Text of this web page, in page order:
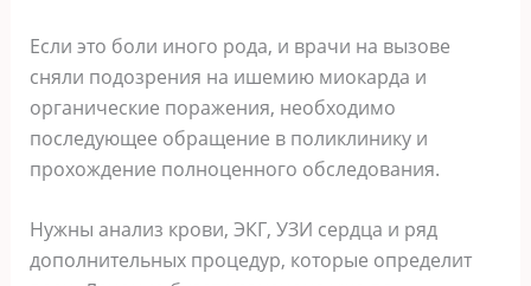
Если это боли иного рода, и врачи на вызове
сняли подозрения на ишемию миокарда и
органические поражения, необходимо
последующее обращение в поликлинику и
прохождение полноценного обследования.
Нужны анализ крови, ЭКГ, УЗИ сердца и ряд
дополнительных процедур, которые определит